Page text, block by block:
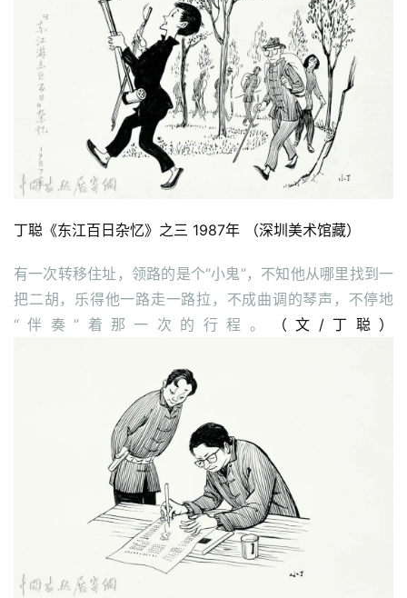
丁聪《东江百日杂忆》之三 1987年 （深圳美术馆藏）
有一次转移住址，领路的是个“小鬼”，不知他从哪里找到一
把二胡，乐得他一路走一路拉，不成曲调的琴声，不停地
“伴奏”着那一次的行程。
（文/丁聪）